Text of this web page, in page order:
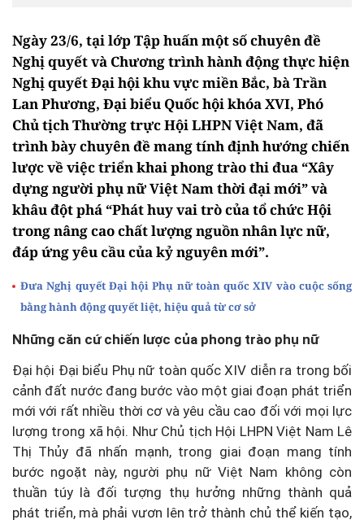
Ngày 23/6, tại lớp Tập huấn một số chuyên đề
Nghị quyết và Chương trình hành động thực hiện
Nghị quyết Đại hội khu vực miền Bắc, bà Trần
Lan Phương, Đại biểu Quốc hội khóa XVI, Phó
Chủ tịch Thường trực Hội LHPN Việt Nam, đã
trình bày chuyên đề mang tính định hướng chiến
lược về việc triển khai phong trào thi đua “Xây
dựng người phụ nữ Việt Nam thời đại mới” và
khâu đột phá “Phát huy vai trò của tổ chức Hội
trong nâng cao chất lượng nguồn nhân lực nữ,
đáp ứng yêu cầu của kỷ nguyên mới”.
Đưa Nghị quyết Đại hội Phụ nữ toàn quốc XIV vào cuộc sống
bằng hành động quyết liệt, hiệu quả từ cơ sở
Những căn cứ chiến lược của phong trào phụ nữ
Đại hội Đại biểu Phụ nữ toàn quốc XIV diễn ra trong bối
cảnh đất nước đang bước vào một giai đoạn phát triển
mới với rất nhiều thời cơ và yêu cầu cao đối với mọi lực
lượng trong xã hội. Như Chủ tịch Hội LHPN Việt Nam Lê
Thị Thủy đã nhấn mạnh, trong giai đoạn mang tính
bước ngoặt này, người phụ nữ Việt Nam không còn
thuần túy là đối tượng thụ hưởng những thành quả
phát triển, mà phải vươn lên trở thành chủ thể kiến tạo,